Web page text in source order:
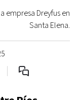
empresa Dreyfus en
Santa Elena.